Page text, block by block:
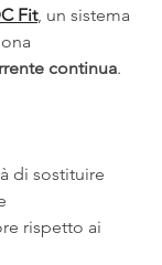
Fit, un sistema
continua.
di sostituire
rispetto ai